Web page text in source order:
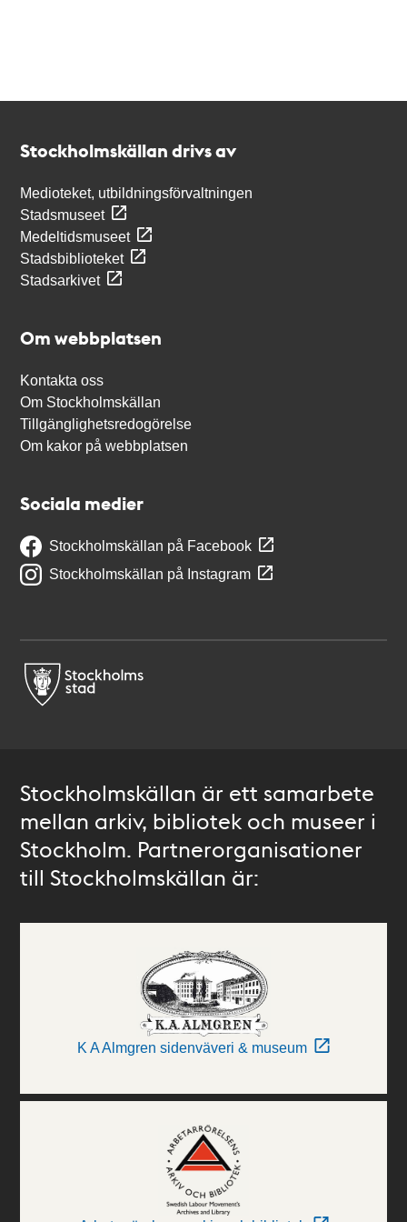
Stockholmskällan drivs av
Medioteket, utbildningsförvaltningen
Stadsmuseet
Medeltidsmuseet
Stadsbiblioteket
Stadsarkivet
Om webbplatsen
Kontakta oss
Om Stockholmskällan
Tillgänglighetsredogörelse
Om kakor på webbplatsen
Sociala medier
Stockholmskällan på Facebook
Stockholmskällan på Instagram
Stockholmskällan är ett samarbete
mellan arkiv, bibliotek och museer i
Stockholm. Partnerorganisationer
till Stockholmskällan är:
K A Almgren sidenväveri & museum